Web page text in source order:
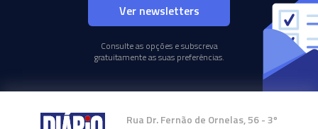
Ver newsletters
Consulte as opções e subscreva
gratuitamente as suas preferências.
Rua Dr. Fernão de Ornelas, 56 - 3º